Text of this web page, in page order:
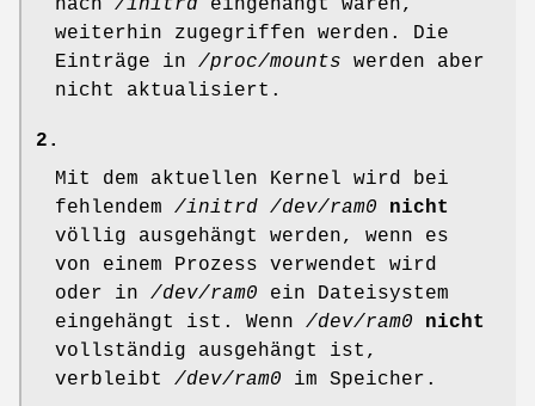
nach /initrd eingehängt waren,
weiterhin zugegriffen werden. Die
Einträge in /proc/mounts werden aber
nicht aktualisiert.
2.
Mit dem aktuellen Kernel wird bei
fehlendem /initrd /dev/ram0
nicht
völlig ausgehängt werden, wenn es
von einem Prozess verwendet wird
oder in /dev/ram0 ein Dateisystem
eingehängt ist. Wenn /dev/ram0
nicht
vollständig ausgehängt ist,
verbleibt /dev/ram0 im Speicher.